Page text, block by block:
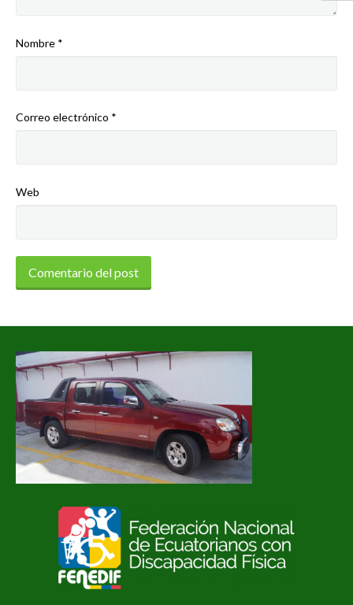
Nombre *
Correo electrónico *
Web